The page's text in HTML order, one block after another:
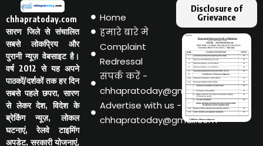
chhapratoday.com
सारण जिले से संचालित
सबसे लोकप्रिय और
पुरानी न्यूज़ वेबसाइट है।
वर्ष 2012 से यह अपने
पाठकों/दर्शकों तक हर दिन
सबसे पहले छपरा, सारण
से लेकर देश, विदेश के
ब्रेकिंग न्यूज़, लोकल
घटनाएं, रेलवे टाइमिंग
अपडेट, सरकारी योजनाएं,
Home
हमारे बारे मे
Complaint
Redressal
संपर्क करें -
chhapratoday@gmail.com
Advertise with us -
chhapratoday@gmail.com
Disclosure of
Grievance